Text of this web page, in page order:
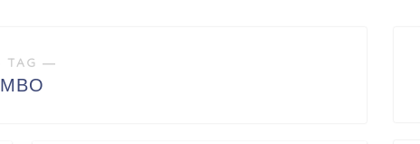
TAG ―
MBO